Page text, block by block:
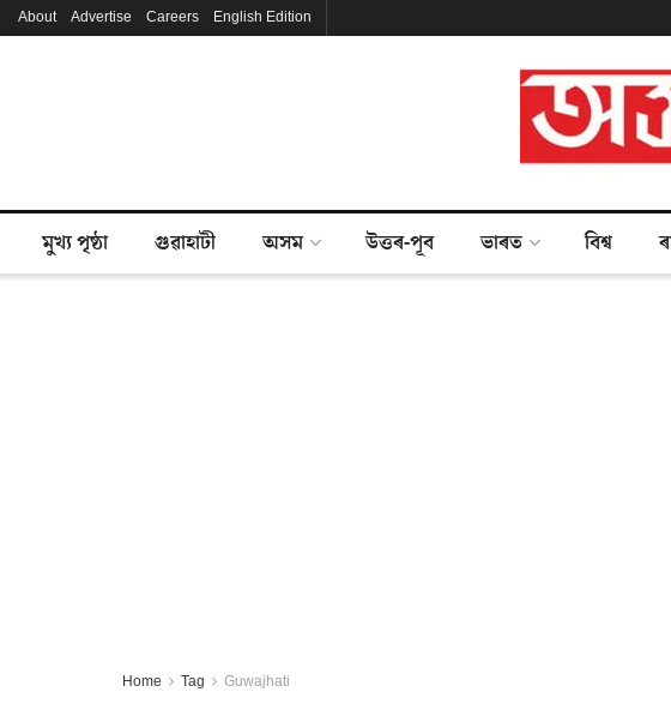
About Advertise Careers English Edition
মুখ্য পৃষ্ঠা গুৱাহাটী অসম উত্তৰ-পূব ভাৰত বিশ্ব
Home Tag Guwajhati